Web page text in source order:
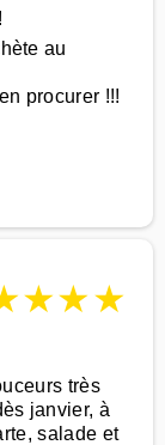
au
procurer !!!
★★★
très
janvier, à
salade et